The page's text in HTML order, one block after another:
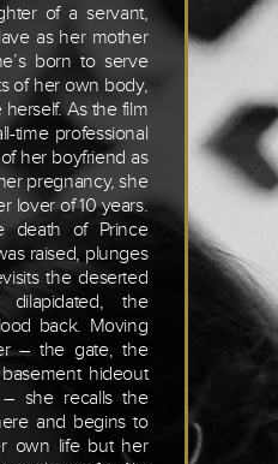
of a servant,
as her mother
born to serve
of her own body,
As the film
time professional
her boyfriend as
pregnancy, she
lover of 10 years.
death of Prince
raised, plunges
the deserted
the
back. Moving
– the gate, the
hideout
she recalls the
and begins to
own life but her